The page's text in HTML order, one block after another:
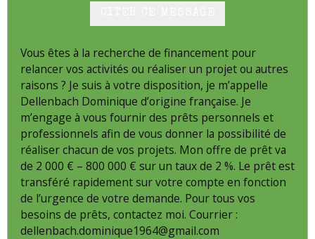
Vous êtes à la recherche de financement pour
relancer vos activités ou réaliser un projet ou autres
raisons ? Je suis à votre disposition, je m’appelle
Dellenbach Dominique d’origine française. Je
m’engage à vous fournir des prêts personnels et
professionnels afin de vous donner la possibilité de
réaliser chacun de vos projets. Mon offre de prêt va
de 2 000 € – 800 000 € sur un taux de 2 %. Le prêt est
transféré rapidement sur votre compte en fonction
de l’urgence de votre demande. Pour tous vos
besoins de prêts, contactez moi. Courrier :
dellenbach.dominique1964@gmail.com